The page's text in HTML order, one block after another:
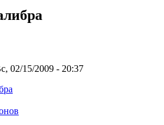
02/15/2009 - 20:37